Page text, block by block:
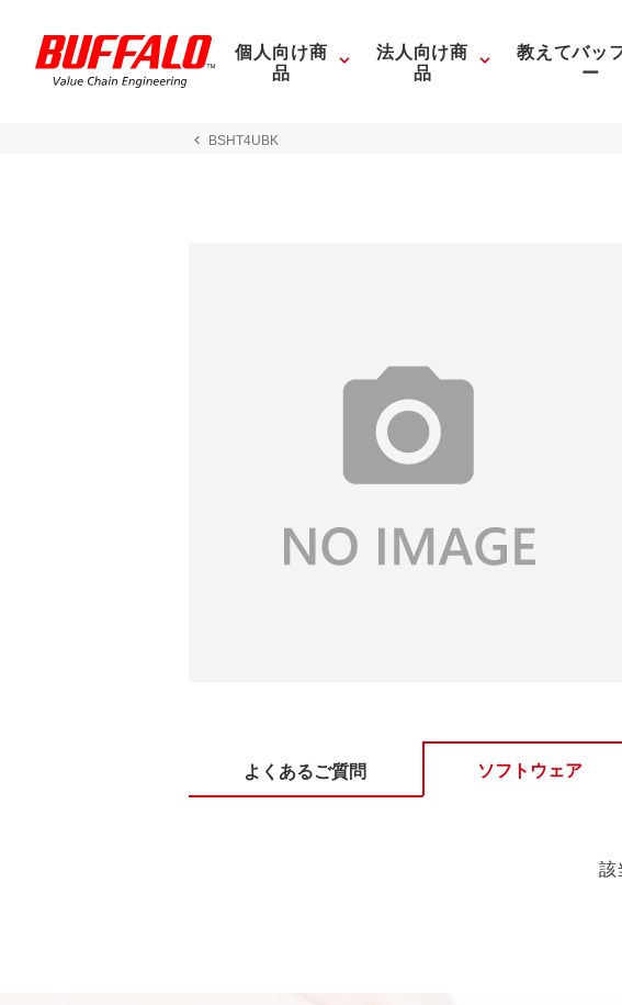
個人向け商
品
法人向け商
品
教えてバッ
ー
BSHT4UBK
よくあるご質問 ソフトウェア
該